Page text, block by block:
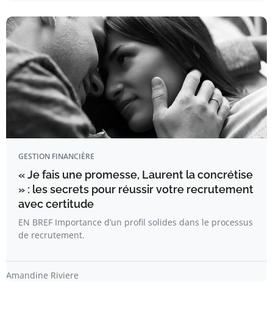
GESTION FINANCIÈRE
« Je fais une promesse, Laurent la concrétise
» : les secrets pour réussir votre recrutement
avec certitude
EN BREF Importance d’un profil solides dans le processus
de recrutement.
Amandine Riviere